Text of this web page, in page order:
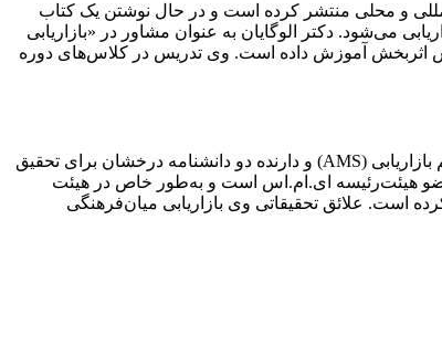
و محلی منتشر کرده است و در حال نوشتن یک کتاب
می‌شود. دکتر الوگایان به عنوان مشاور در «بازاریابی
اثربخش آموزش داده است. وی تدریس در کلاس‌های دوره
لین اس. آمین استاد بازاریابی و تجارت بین‌المللی در دانشگاه سن دیویس در دانشگاه سن دیویس ایالات متحده است. او شخص برجسته دانشکده علم بازاریابی (AMS) و دارنده دو دانشنامه درخشان برای تحقیق
هیئت‌رئیسه ای.ام.اس است و به‌طور خاص در هیئت
است. علائق تحقیقاتی وی بازاریابی میان‌فرهنگی